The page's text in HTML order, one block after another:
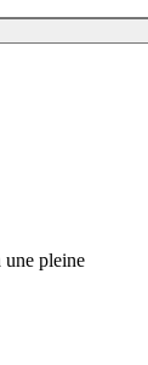
une pleine